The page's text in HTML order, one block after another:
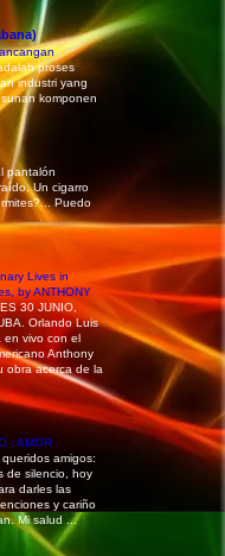
proses
industri yang
komponen
pantalón
Un cigarro
Puedo
Lives in
by ANTHONY
30 JUNIO,
Orlando Luis
en vivo con el
Anthony
obra acerca de la
: AMOR
queridos amigos:
de silencio, hoy
darles las
y cariño
Mi salud ...